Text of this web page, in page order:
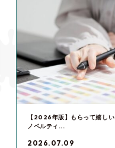
【2026年版】もらって嬉しい
ノベルティ...
2026.07.09